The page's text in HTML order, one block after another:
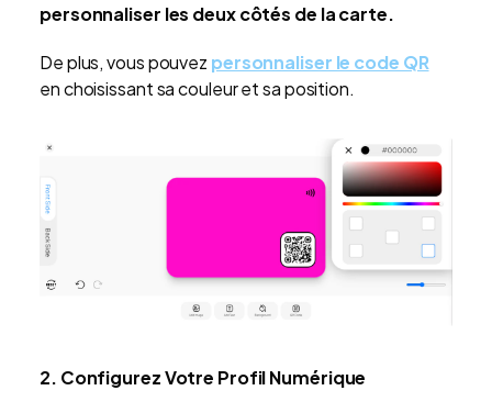
personnaliser les deux côtés de la carte.
De plus, vous pouvez personnaliser le code QR
en choisissant sa couleur et sa position.
2. Configurez Votre Profil Numérique